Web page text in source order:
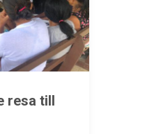
resa till